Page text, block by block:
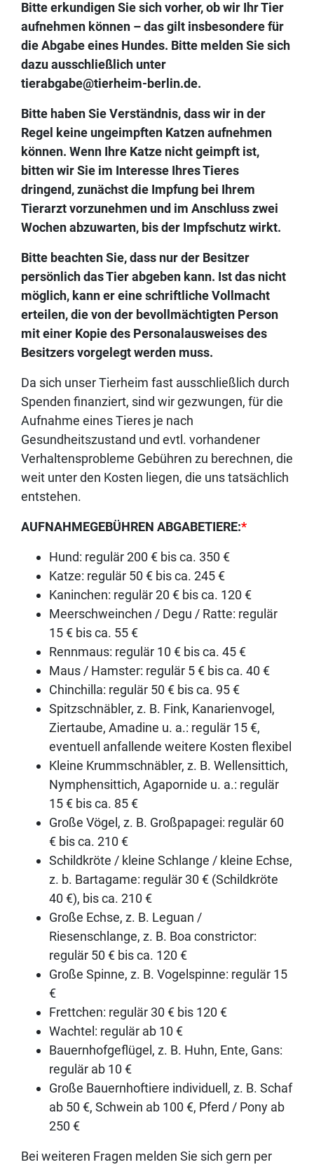
Bitte erkundigen Sie sich vorher, ob wir Ihr Tier
aufnehmen können – das gilt insbesondere für
die Abgabe eines Hundes. Bitte melden Sie sich
dazu ausschließlich unter
tierabgabe@tierheim-berlin.de.
Bitte haben Sie Verständnis, dass wir in der
Regel keine ungeimpften Katzen aufnehmen
können. Wenn Ihre Katze nicht geimpft ist,
bitten wir Sie im Interesse Ihres Tieres
dringend, zunächst die Impfung bei Ihrem
Tierarzt vorzunehmen und im Anschluss zwei
Wochen abzuwarten, bis der Impfschutz wirkt.
Bitte beachten Sie, dass nur der Besitzer
persönlich das Tier abgeben kann. Ist das nicht
möglich, kann er eine schriftliche Vollmacht
erteilen, die von der bevollmächtigten Person
mit einer Kopie des Personalausweises des
Besitzers vorgelegt werden muss.
Da sich unser Tierheim fast ausschließlich durch
Spenden finanziert, sind wir gezwungen, für die
Aufnahme eines Tieres je nach
Gesundheitszustand und evtl. vorhandener
Verhaltensprobleme Gebühren zu berechnen, die
weit unter den Kosten liegen, die uns tatsächlich
entstehen.
AUFNAHMEGEBÜHREN ABGABETIERE:*
Hund: regulär 200 € bis ca. 350 €
Katze: regulär 50 € bis ca. 245 €
Kaninchen: regulär 20 € bis ca. 120 €
Meerschweinchen / Degu / Ratte: regulär
15 € bis ca. 55 €
Rennmaus: regulär 10 € bis ca. 45 €
Maus / Hamster: regulär 5 € bis ca. 40 €
Chinchilla: regulär 50 € bis ca. 95 €
Spitzschnäbler, z. B. Fink, Kanarienvogel,
Ziertaube, Amadine u. a.: regulär 15 €,
eventuell anfallende weitere Kosten flexibel
Kleine Krummschnäbler, z. B. Wellensittich,
Nymphensittich, Agapornide u. a.: regulär
15 € bis ca. 85 €
Große Vögel, z. B. Großpapagei: regulär 60
€ bis ca. 210 €
Schildkröte / kleine Schlange / kleine Echse,
z. b. Bartagame: regulär 30 € (Schildkröte
40 €), bis ca. 210 €
Große Echse, z. B. Leguan /
Riesenschlange, z. B. Boa constrictor:
regulär 50 € bis ca. 120 €
Große Spinne, z. B. Vogelspinne: regulär 15
€
Frettchen: regulär 30 € bis 120 €
Wachtel: regulär ab 10 €
Bauernhofgeflügel, z. B. Huhn, Ente, Gans:
regulär ab 10 €
Große Bauernhoftiere individuell, z. B. Schaf
ab 50 €, Schwein ab 100 €, Pferd / Pony ab
250 €
Bei weiteren Fragen melden Sie sich gern per